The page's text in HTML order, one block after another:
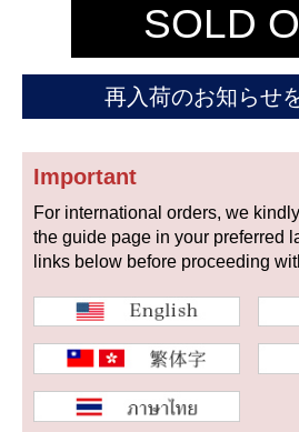
コンスタンタン
商品の状態か
新品
中古品
WEB限定品
複数条件で商品を
詳細検索はこち
SOLD
再入荷のお知らせ
Important
For international orders, we
the guide page in your preferred
links below before proceeding